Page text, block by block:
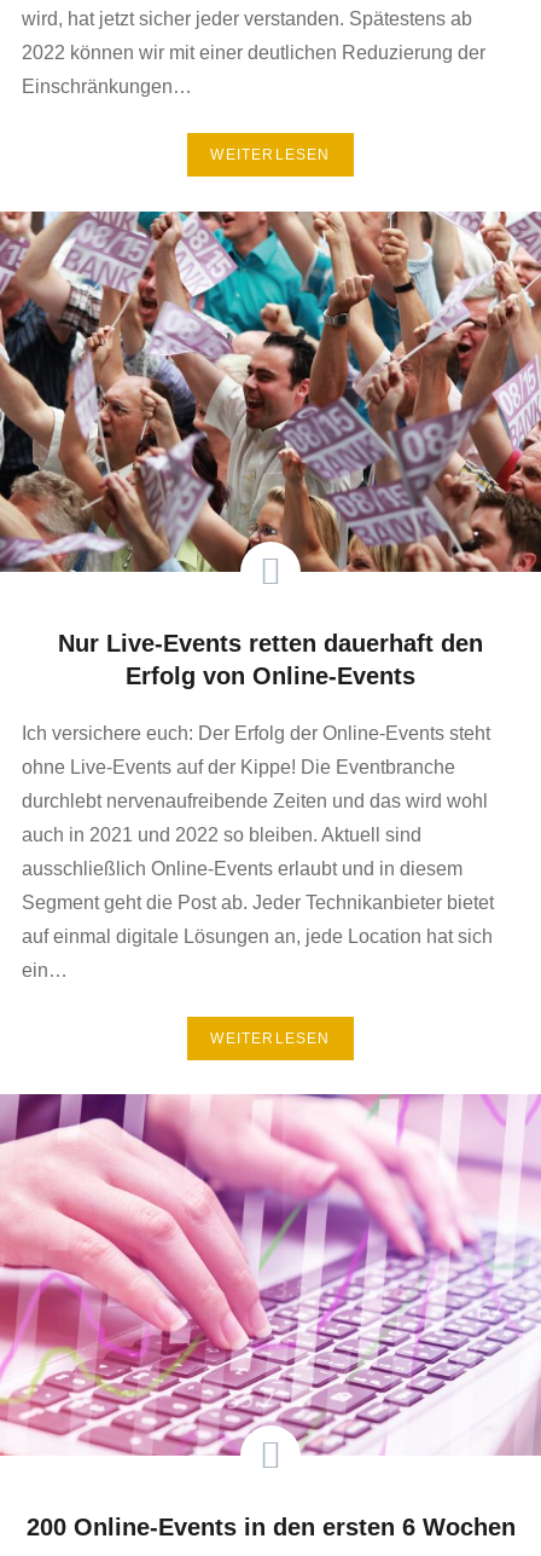
wird, hat jetzt sicher jeder verstanden. Spätestens ab
2022 können wir mit einer deutlichen Reduzierung der
Einschränkungen…
WEITERLESEN
Nur Live-Events retten dauerhaft den
Erfolg von Online-Events
Ich versichere euch: Der Erfolg der Online-Events steht
ohne Live-Events auf der Kippe! Die Eventbranche
durchlebt nervenaufreibende Zeiten und das wird wohl
auch in 2021 und 2022 so bleiben. Aktuell sind
ausschließlich Online-Events erlaubt und in diesem
Segment geht die Post ab. Jeder Technikanbieter bietet
auf einmal digitale Lösungen an, jede Location hat sich
ein…
WEITERLESEN
200 Online-Events in den ersten 6 Wochen